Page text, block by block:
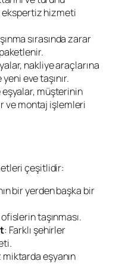
hizmeti
sırasında zarar
nakliye araçlarına
eve taşınır.
eşyalar, müşterinin
ve montaj işlemleri
çeşitlidir:
bir yerden başka bir
taşınması.
: Farklı şehirler
miktarda eşyanın